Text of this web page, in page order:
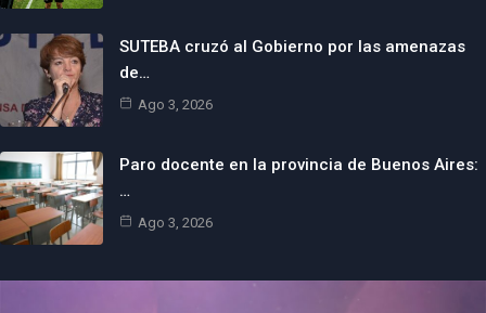
SUTEBA cruzó al Gobierno por las amenazas
de…
Ago 3, 2026
Paro docente en la provincia de Buenos Aires:
…
Ago 3, 2026